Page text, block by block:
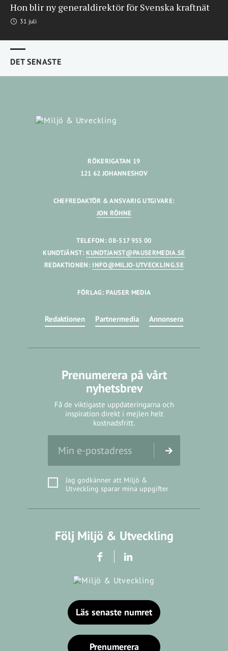
Hon blir ny generaldirektör för Svenska kraftnät
31 juli
DET SENASTE
RÖKERIGATAN 19
121 62 JOHANNESHOV
CHEFREDAKTÖR & ANSVARIG UTGIVARE:
JON RÖHNE
TELEFON: 08-517 955 00
KUNDTJÄNST: KUNDTJANST@PAUSERMEDIA.SE
REDAKTIONEN: INFO@MILJO-UTVECKLING.SE
FÖRLAG: PAUSER MEDIA
Redaktionen Partnermedia Annonsera
Prenumerera på vårt
nyhetsbrev
Få de viktigaste uppdateringarna och
inspiration direkt i mejlen helt
kostnadsfritt.
Jag godkänner att Miljö &
Utveckling sparar mina uppgifter
Följ Miljö & Utveckling
Läs senaste numret
Prenumerera